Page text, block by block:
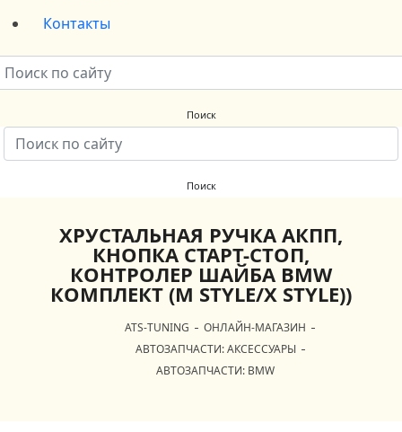
Контакты
ХРУСТАЛЬНАЯ РУЧКА АКПП,
КНОПКА СТАРТ-СТОП,
КОНТРОЛЕР ШАЙБА BMW
КОМПЛЕКТ (M STYLE/X STYLE))
ATS-TUNING
ОНЛАЙН-МАГАЗИН
АВТОЗАПЧАСТИ: АКСЕССУАРЫ
АВТОЗАПЧАСТИ: BMW